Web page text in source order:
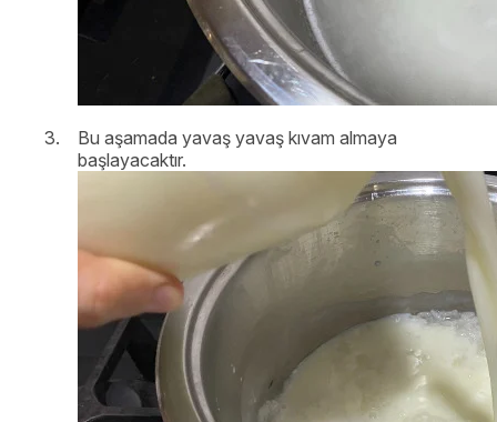
Bu aşamada yavaş yavaş kıvam almaya
başlayacaktır.